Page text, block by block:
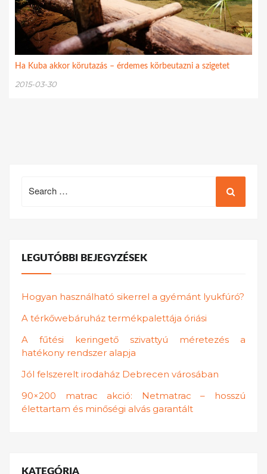
Ha Kuba akkor körutazás – érdemes körbeutazni a szigetet
2015-03-30
for:
LEGUTÓBBI BEJEGYZÉSEK
Hogyan használható sikerrel a gyémánt lyukfúró?
A térkőwebáruház termékpalettája óriási
A fűtési keringető szivattyú méretezés a
hatékony rendszer alapja
Jól felszerelt irodaház Debrecen városában
90×200 matrac akció: Netmatrac – hosszú
élettartam és minőségi alvás garantált
KATEGÓRIA